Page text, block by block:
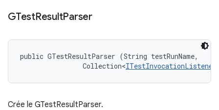
GTestResultParser
public GTestResultParser (String testRunName,
                Collection<
ITestInvocationListener
Crée le GTestResultParser.